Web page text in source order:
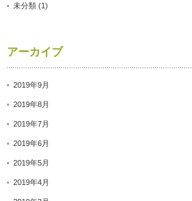
未分類 (1)
アーカイブ
2019年9月
2019年8月
2019年7月
2019年6月
2019年5月
2019年4月